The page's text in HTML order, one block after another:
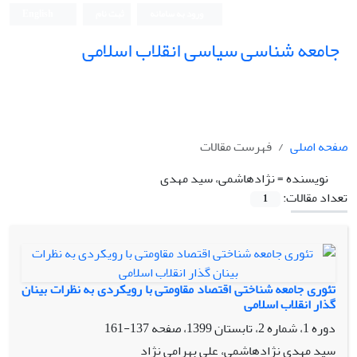
جامعه شناسی سیاسی انقلاب اسلامی
صفحه اصلی
فهرست مقالات
نویسنده =نژادهاشمی، سید مهدی
تعداد مقالات:
1
تئوری جامعه شناختی اقتصاد مقاومتی با رویکردی به نظرات بینان
گذار انقلاب اسلامی
دوره 1، شماره 2، تابستان 1399، صفحه
137-161
سید مهدی نژادهاشمی، علی بهرامی نژاد